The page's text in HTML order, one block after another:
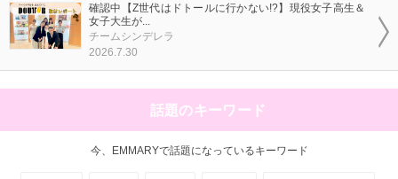
確認中【Z世代はドトールに行かない!?】現役女子高生＆
女子大生が...
チームシンデレラ
2026.7.30
話題のキーワード
今、EMMARYで話題になっているキーワード